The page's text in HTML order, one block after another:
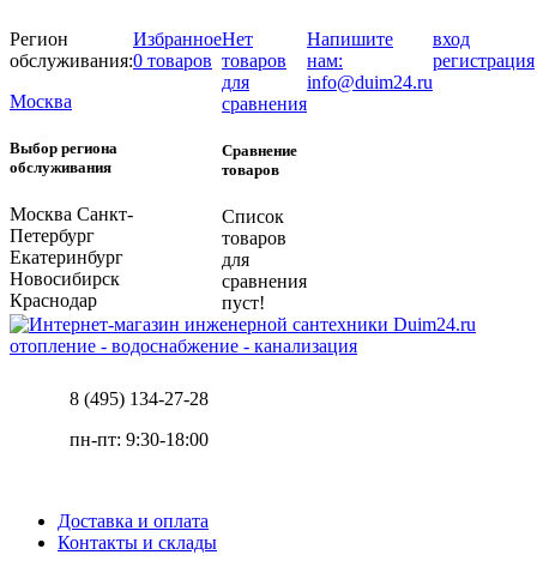
Регион
обслуживания:
Москва
Выбор региона
обслуживания
Москва Санкт-
Петербург
Екатеринбург
Новосибирск
Краснодар
Избранное
0 товаров
Нет
товаров
для
сравнения
Сравнение
товаров
Список
товаров
для
сравнения
пуст!
Напишите
нам:
info@duim24.ru
вход
регистрация
отопление - водоснабжение - канализация
8 (495) 134-27-28
пн-пт: 9:30-18:00
Доставка и оплата
Контакты и склады